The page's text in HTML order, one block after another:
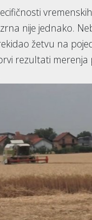
nije jednako.
žetvu na
rezultati